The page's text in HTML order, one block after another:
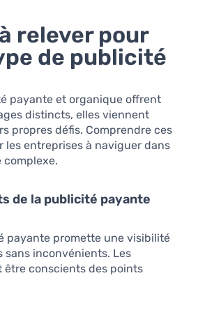
relever pour
de publicité
payante et organique offrent
distincts, elles viennent
propres défis. Comprendre ces
les entreprises à naviguer dans
complexe.
de la publicité payante
payante promette une visibilité
sans inconvénients. Les
conscients des points